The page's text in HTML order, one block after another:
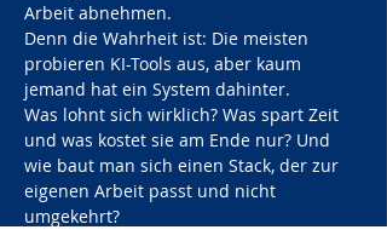
Arbeit abnehmen.
Denn die Wahrheit ist: Die meisten
probieren KI-Tools aus, aber kaum
jemand hat ein System dahinter.
Was lohnt sich wirklich? Was spart Zeit
und was kostet sie am Ende nur? Und
wie baut man sich einen Stack, der zur
eigenen Arbeit passt und nicht
umgekehrt?